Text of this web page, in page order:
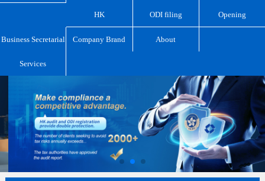
HK ODI filing Opening
Business Secretarial
Services
Company Brand About